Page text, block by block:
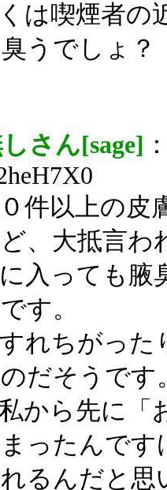
は喫煙者の
うでしょ？
さん[sage]
件以上の皮
、大抵言わ
入っても腋
す。
れちがった
だそうです
私から先に
ったんです
るんだと思